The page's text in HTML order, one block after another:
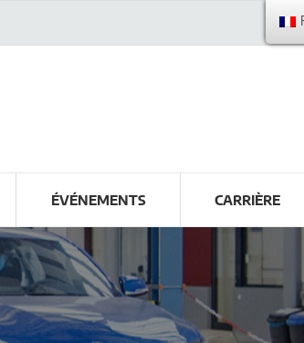
ÉVÉNEMENTS CARRIÈRE